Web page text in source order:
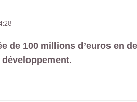
de 100 millions d’euros en